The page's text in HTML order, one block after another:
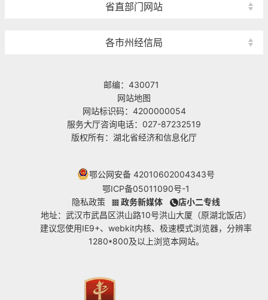
省直部门网站
各市州经信局
邮编：430071
网站地图
网站标识码：4200000054
服务大厅咨询电话：027-87232519
版权所有：湖北省经济和信息化厅
鄂公网安备 42010602004343号
鄂ICP备05011090号-1
隐私政策
政务新媒体
店小二专线
地址：武汉市武昌区洪山路10号洪山大厦（原湖北饭店）
建议您使用IE9+、webkit内核、极速模式浏览器，分辨率
1280*800及以上浏览本网站。